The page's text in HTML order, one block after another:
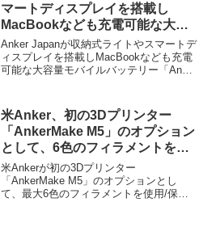
マートディスプレイを搭載し
MacBookなども充電可能な大容
量モバイルバッテリー「Anker
548 Power Bank」を発売。
Anker Japanが収納式ライトやスマートデ
ィスプレイを搭載しMacBookなども充電
可能な大容量モバイルバッテリー「Anker
米Anker、初の3Dプリンター
「AnkerMake M5」のオプション
として、6色のフィラメントを使
用/保存できる「AnkerMake V6
Color Engine」を2023年に発売
予定。
米Ankerが初の3Dプリンター
「AnkerMake M5」のオプションとし
て、最大6色のフィラメントを使用/保存